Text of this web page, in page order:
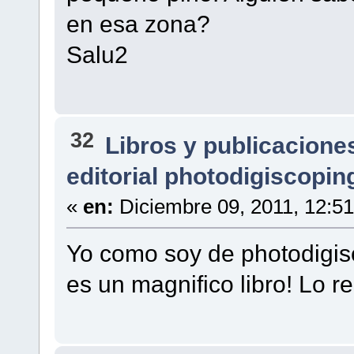
en esa zona?
Salu2
32 Libros y
editorial
« en: Diciembre 09, 2011,
Yo como soy de
es un magnifico libro! Lo